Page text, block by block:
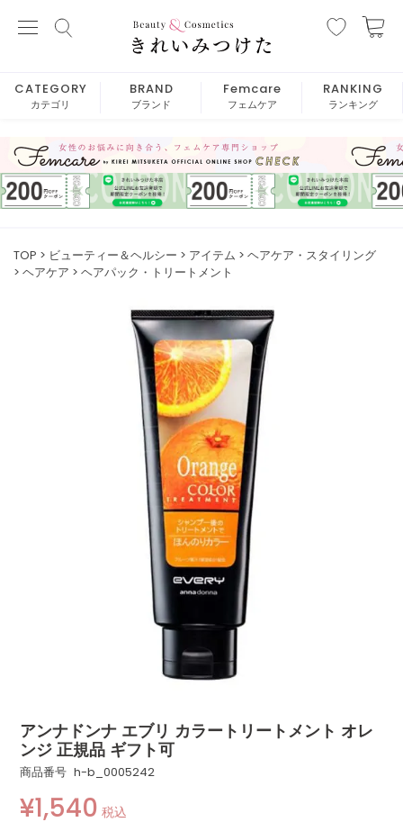
CATEGORY
カテゴリ
BRAND
ブランド
Femcare
フェムケア
RANKING
ランキング
TOP ビューティー＆ヘルシー アイテム
ヘアケア・スタイリング
ヘアケア
ヘアパック・トリートメント
アンナドンナ エブリ カラートリートメント オレ
ンジ 正規品 ギフト可
商品番号 h-b_0005242
¥1,540 税込